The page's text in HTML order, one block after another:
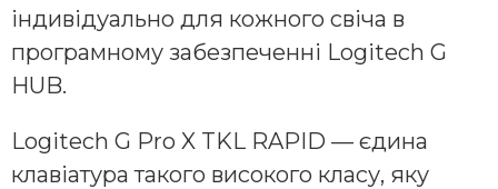
індивідуально для кожного свіча в
програмному забезпеченні Logitech G
HUB.
Logitech G Pro X TKL RAPID — єдина
клавіатура такого високого класу, яку